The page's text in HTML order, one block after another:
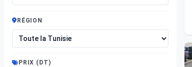
RÉGION
PRIX (DT)